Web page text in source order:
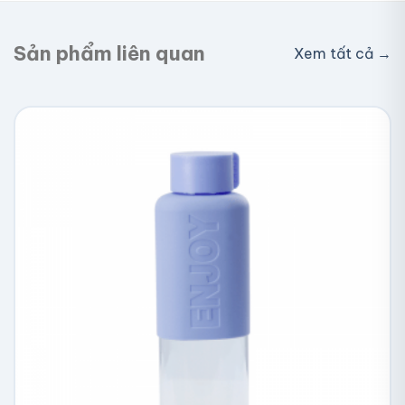
Sản phẩm liên quan Xem tất cả →